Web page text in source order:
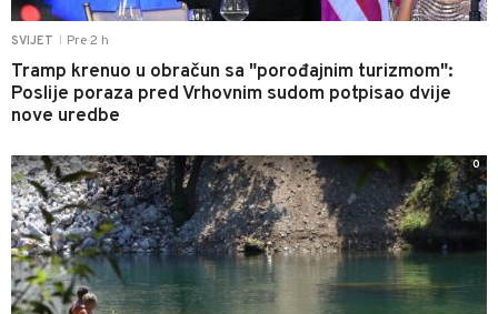
SVIJET Pre 2 h
Tramp krenuo u obračun sa "porođajnim turizmom":
Poslije poraza pred Vrhovnim sudom potpisao dvije
nove uredbe
0